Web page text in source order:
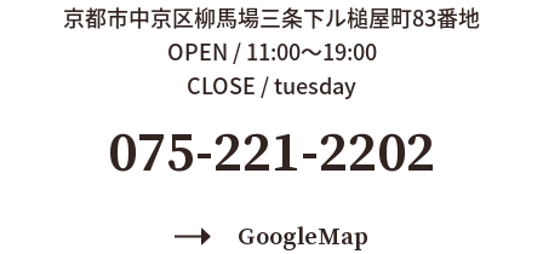
京都市中京区柳馬場三条下ル槌屋町83番地
OPEN / 11:00〜19:00
CLOSE / tuesday
075-221-2202
GoogleMap